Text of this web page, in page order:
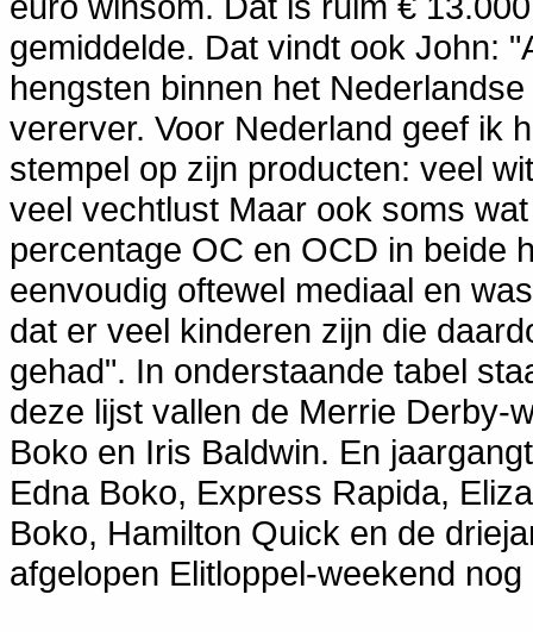
gemiddelde. Dat vindt ook John:
hengsten binnen het
vererver. Voor Nederland geef ik
stempel op zijn producten: veel
veel vechtlust Maar ook soms
percentage OC en OCD in beide
eenvoudig oftewel mediaal en
dat er veel kinderen zijn die
gehad". In onderstaande tabel
deze lijst vallen de Merrie Derby-
Boko en Iris Baldwin. En
Edna Boko, Express Rapida,
Boko, Hamilton Quick en de
afgelopen Elitloppel-weekend